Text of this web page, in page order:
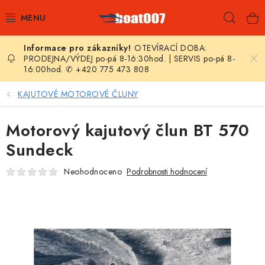
na
E-SHOP
AKČNÍ SLEVY
ZPRAVODAJ
KONTAKTY
NAFUKOVACÍ ČLUNY
OTEVÍRACÍ DOBA:
PRODEJNA/VÝDEJ po-pá 8-16:30hod. | SERVIS po-pá 8-
16:00hod. ✆ +420 775 473 808
KAJUTOVÉ MOTOROVÉ ČLUNY
Motorový kajutový člun BT 570
Sundeck
Neohodnoceno Podrobnosti hodnocení